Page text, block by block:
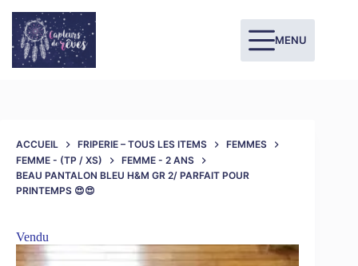
MENU
ACCUEIL FRIPERIE – TOUS LES ITEMS
FEMMES
FEMME - (TP / XS)
FEMME - 2 ANS
BEAU PANTALON BLEU H&M GR 2/ PARFAIT POUR
PRINTEMPS 😍😍
Vendu